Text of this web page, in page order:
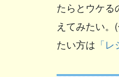
たらとウケる
えてみたい
たい方は 「レ